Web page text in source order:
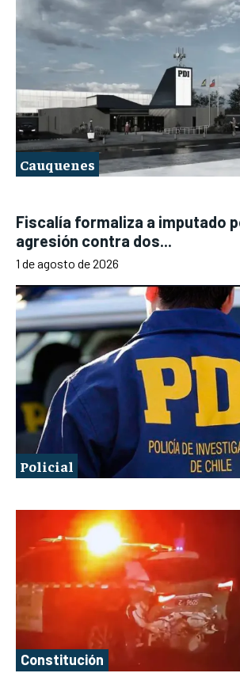
Cauquenes
Fiscalía formaliza a imputado
agresión contra dos...
1 de agosto de 2026
Policial
Constitución